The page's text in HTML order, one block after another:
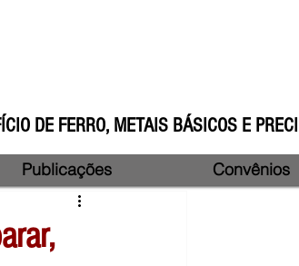
DE FERRO, METAIS BÁSICOS E
Publicações Convênios